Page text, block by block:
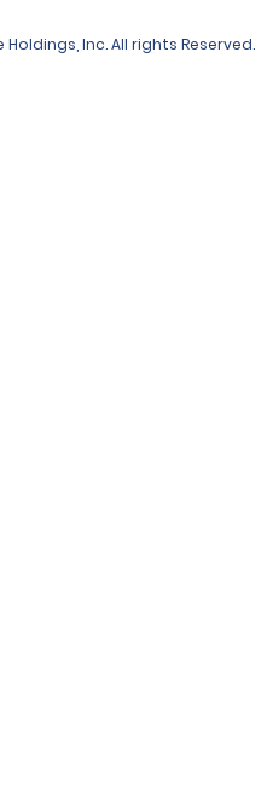
Inc. All rights Reserved.